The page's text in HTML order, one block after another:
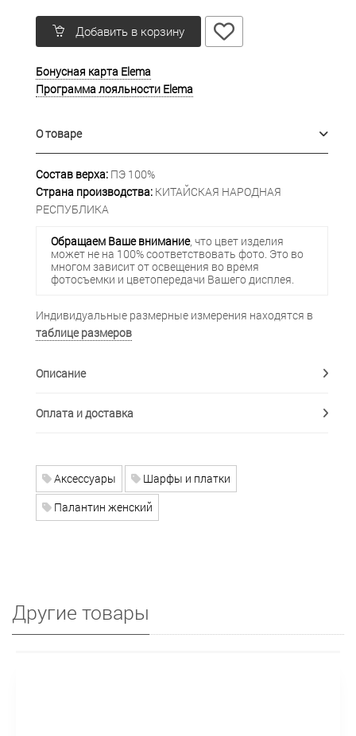
Добавить в корзину
Бонусная карта Elema
Программа лояльности Elema
О товаре
Состав верха: ПЭ 100%
Страна производства: КИТАЙСКАЯ НАРОДНАЯ
РЕСПУБЛИКА
Обращаем Ваше внимание, что цвет изделия
может не на 100% соответствовать фото. Это во
многом зависит от освещения во время
фотосъемки и цветопередачи Вашего дисплея.
Индивидуальные размерные измерения находятся в
таблице размеров
Описание
Оплата и доставка
Аксессуары
Шарфы и платки
Палантин женский
Другие товары